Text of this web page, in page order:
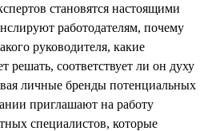
становятся настоящими
работодателям, почему
руководителя, какие
решать, соответствует ли он духу
личные бренды потенциальных
приглашают на работу
специалистов, которые